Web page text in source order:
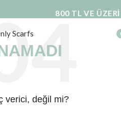
800 TL VE ÜZERİ
verici, değil mi?